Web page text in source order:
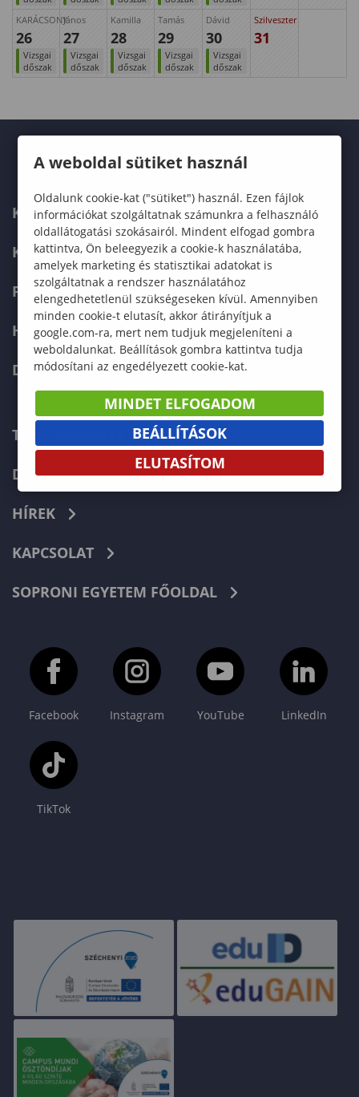
KARÁCSONY
26
Vizsgai
dőszak
János
27
Vizsgai
dőszak
Kamilla
28
Vizsgai
dőszak
Tamás
29
Vizsgai
dőszak
Dávid
30
Vizsgai
dőszak
Szilveszter
31
KARUNK
KÉPZÉSEK
FELVÉTELIZŐKNEK
HALLGATÓKNAK
DOKTORI ISKOLA
TELEFONKÖNYV
DOKUMENTUMOK
HÍREK
KAPCSOLAT
SOPRONI EGYETEM FŐOLDAL
Facebook Instagram YouTube LinkedIn
TikTok
A weboldal sütiket használ
Oldalunk cookie-kat ("sütiket") használ. Ezen fájlok
információkat szolgáltatnak számunkra a felhasználó
oldallátogatási szokásairól. Mindent elfogad gombra
kattintva, Ön beleegyezik a cookie-k használatába,
amelyek marketing és statisztikai adatokat is
szolgáltatnak a rendszer használatához
elengedhetetlenül szükségeseken kívül. Amennyiben
minden cookie-t elutasít, akkor átirányítjuk a
google.com-ra, mert nem tudjuk megjeleníteni a
weboldalunkat. Beállítások gombra kattintva tudja
módosítani az engedélyezett cookie-kat.
MINDET ELFOGADOM
BEÁLLÍTÁSOK
ELUTASÍTOM